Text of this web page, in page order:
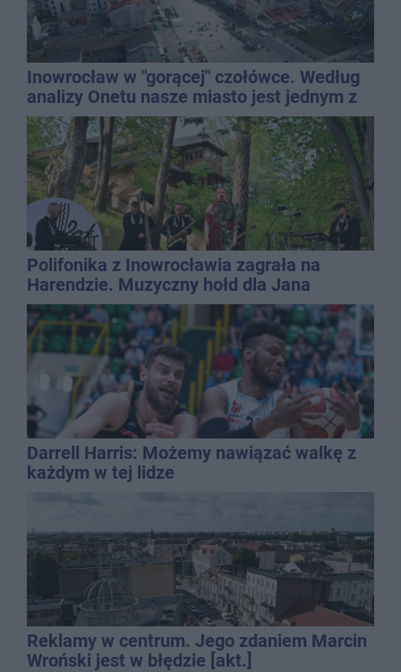
Inowrocław w "gorącej" czołówce. Według
analizy Onetu nasze miasto jest jednym z
najbardziej narażonych na upały
Polifonika z Inowrocławia zagrała na
Harendzie. Muzyczny hołd dla Jana
Kasprowicza
Darrell Harris: Możemy nawiązać walkę z
każdym w tej lidze
Reklamy w centrum. Jego zdaniem Marcin
Wroński jest w błędzie [akt.]